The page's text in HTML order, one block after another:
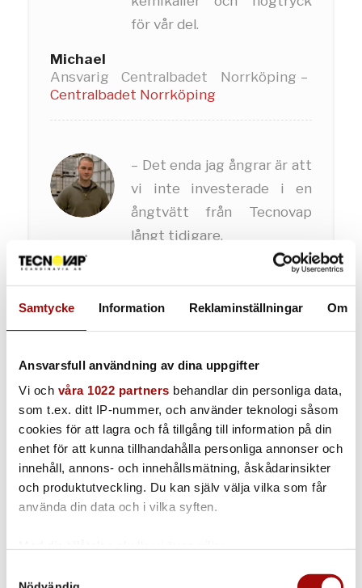
Samtycke Information Reklaminställningar Om
Ansvarsfull användning av dina uppgifter
Vi och våra 1022 partners behandlar din personliga data,
som t.ex. ditt IP-nummer, och använder teknologi såsom
cookies för att lagra och få tillgång till information på din
enhet för att kunna tillhandahålla personliga annonser och
innehåll, annons- och innehållsmätning, åskådarinsikter
och produktutveckling. Du kan själv välja vilka som får
använda din data och i vilka syften.
för vår del.
Michael
Ansvarig Centralbadet Norrköping –
Centralbadet Norrköping
– Det enda jag ångrar är att
vi inte investerade i en
ångtvätt från Tecnovap
långt tidigare.
Ronny
Produktionschef – Läs hela kundcaset
här
– Ångmaskinerna har
verkligen passat oss bra
och jag rekommenderar de
varmt. Vi kommer aldrig
att gå tillbaka och städa
med starka kemikalier
igen.
Anita